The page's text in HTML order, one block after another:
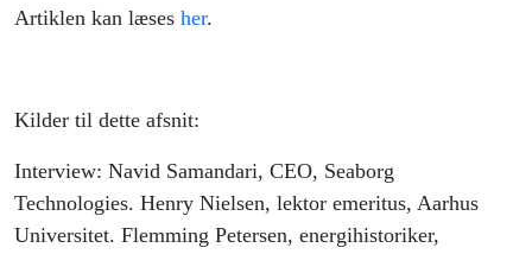
Artiklen kan læses her.
Kilder til dette afsnit:
Interview: Navid Samandari, CEO, Seaborg
Technologies. Henry Nielsen, lektor emeritus, Aarhus
Universitet. Flemming Petersen, energihistoriker,